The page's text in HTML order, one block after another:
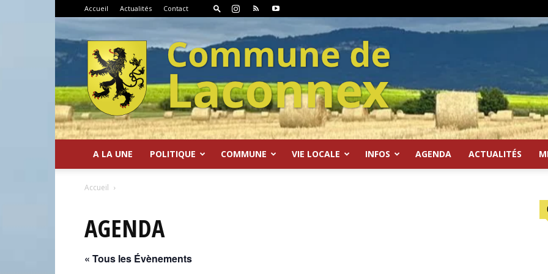
Accueil Actualités Contact
A LA UNE POLITIQUE COMMUNE VIE LOCALE INFOS AGENDA ACTUALITÉS
Accueil
AGENDA
« Tous les Évènements